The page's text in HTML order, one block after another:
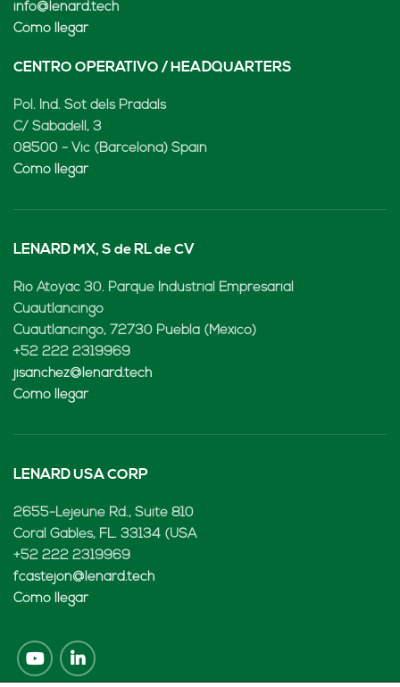
info@lenard.tech
Cómo llegar
CENTRO OPERATIVO / HEADQUARTERS
Pol. Ind. Sot dels Pradals
C/ Sabadell, 3
08500 - Vic (Barcelona) Spain
Cómo llegar
LENARD MX, S de RL de CV
Rio Atoyac 30. Parque Industrial Empresarial
Cuautlancingo
Cuautlancingo, 72730 Puebla (México)
+52 222 2319969
jisanchez@lenard.tech
Cómo llegar
LENARD USA CORP
2655-Lejeune Rd., Suite 810
Coral Gables, FL. 33134 (USA
+52 222 2319969
fcastejon@lenard.tech
Cómo llegar